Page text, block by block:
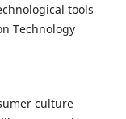
tools
Technology
culture